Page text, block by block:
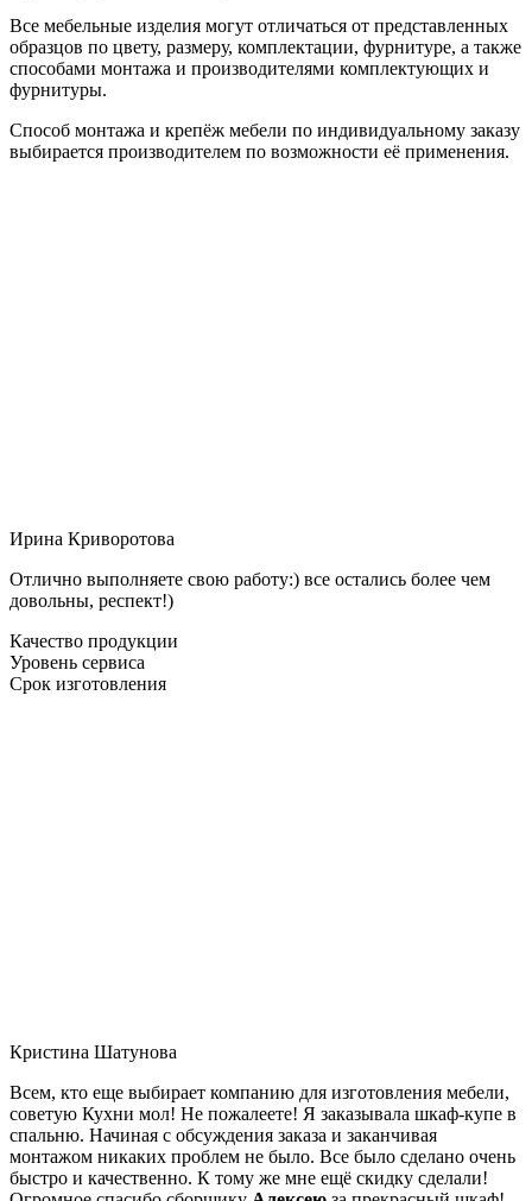
Все мебельные изделия могут отличаться от представленных
образцов по цвету, размеру, комплектации, фурнитуре, а также
способами монтажа и производителями комплектующих и
фурнитуры.
Способ монтажа и крепёж мебели по индивидуальному заказу
выбирается производителем по возможности её применения.
Ирина Криворотова
Отлично выполняете свою работу:) все остались более чем
довольны, респект!)
Качество продукции
Уровень сервиса
Срок изготовления
Кристина Шатунова
Всем, кто еще выбирает компанию для изготовления мебели,
советую Кухни мол! Не пожалеете! Я заказывала шкаф-купе в
спальню. Начиная с обсуждения заказа и заканчивая
монтажом никаких проблем не было. Все было сделано очень
быстро и качественно. К тому же мне ещё скидку сделали!